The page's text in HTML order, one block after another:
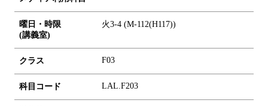
曜日・時限
(講義室)
火3-4 (M-112(H117))
クラス F03
科目コード LAL.F203